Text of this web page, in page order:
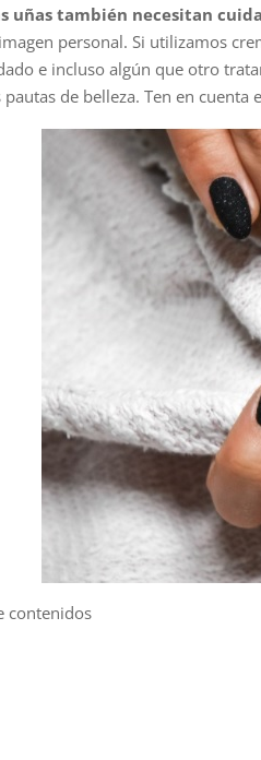
uñas también necesitan
personal. Si utilizamos
e incluso algún que otro
pautas de belleza. Ten en cuenta
contenidos